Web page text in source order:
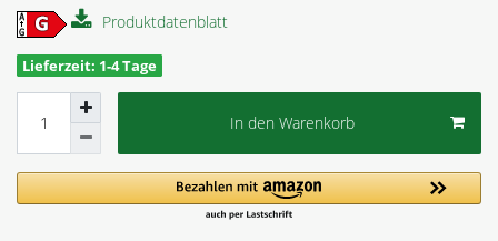
Produktdatenblatt
Lieferzeit: 1-4 Tage
In den Warenkorb